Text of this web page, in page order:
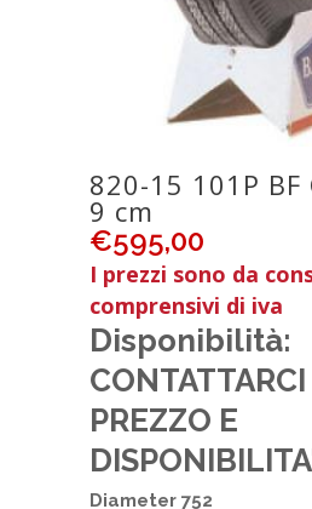
820-15 101P
9 cm
€595,00
I prezzi sono da
comprensivi di iva
Disponibilità:
CONTATTARCI
PREZZO E
Diameter 752